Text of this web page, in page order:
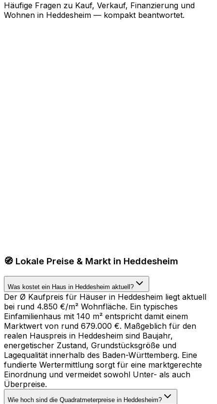
Häufige Fragen zu Kauf, Verkauf, Finanzierung und
Wohnen in Heddesheim — kompakt beantwortet.
🧭 Lokale Preise & Markt in Heddesheim
Was kostet ein Haus in Heddesheim aktuell?
Der Ø Kaufpreis für Häuser in Heddesheim liegt aktuell
bei rund 4.850 €/m² Wohnfläche. Ein typisches
Einfamilienhaus mit 140 m² entspricht damit einem
Marktwert von rund 679.000 €. Maßgeblich für den
realen Hauspreis in Heddesheim sind Baujahr,
energetischer Zustand, Grundstücksgröße und
Lagequalität innerhalb des Baden-Württemberg. Eine
fundierte Wertermittlung sorgt für eine marktgerechte
Einordnung und vermeidet sowohl Unter- als auch
Überpreise.
Wie hoch sind die Quadratmeterpreise in Heddesheim?